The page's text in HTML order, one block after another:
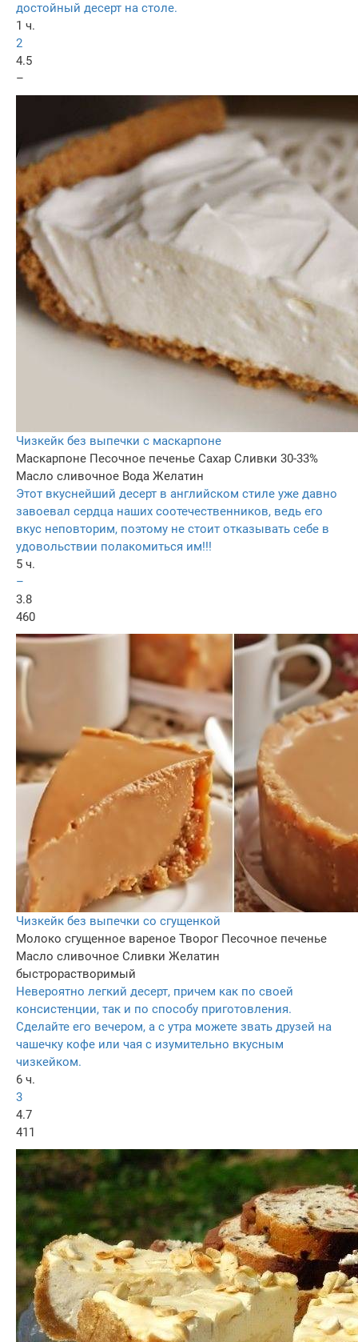
достойный десерт на столе.
1 ч.
2
4.5
–
Чизкейк без выпечки с маскарпоне
Маскарпоне Песочное печенье Сахар Сливки 30-33%
Масло сливочное Вода Желатин
Этот вкуснейший десерт в английском стиле уже давно
завоевал сердца наших соотечественников, ведь его
вкус неповторим, поэтому не стоит отказывать себе в
удовольствии полакомиться им!!!
5 ч.
–
3.8
460
Чизкейк без выпечки со сгущенкой
Молоко сгущенное вареное Творог Песочное печенье
Масло сливочное Сливки Желатин
быстрорастворимый
Невероятно легкий десерт, причем как по своей
консистенции, так и по способу приготовления.
Сделайте его вечером, а с утра можете звать друзей на
чашечку кофе или чая с изумительно вкусным
чизкейком.
6 ч.
3
4.7
411